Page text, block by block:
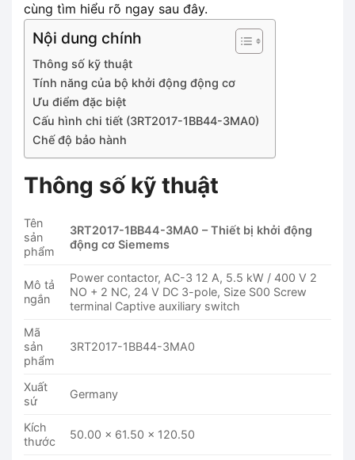
cùng tìm hiểu rõ ngay sau đây.
Nội dung chính
Thông số kỹ thuật
Tính năng của bộ khởi động động cơ
Ưu điểm đặc biệt
Cấu hình chi tiết (3RT2017-1BB44-3MA0)
Chế độ bảo hành
Thông số kỹ thuật
Tên
sản
phẩm
3RT2017-1BB44-3MA0 – Thiết bị khởi động
động cơ Siemems
Mô tả
ngắn
Power contactor, AC-3 12 A, 5.5 kW / 400 V 2
NO + 2 NC, 24 V DC 3-pole, Size S00 Screw
terminal Captive auxiliary switch
Mã
sản
phẩm
3RT2017-1BB44-3MA0
Xuất
sứ
Germany
Kích
thước
50.00 x 61.50 x 120.50